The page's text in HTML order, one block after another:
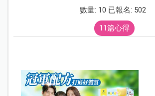
數量: 10 已報名: 502
11篇心得